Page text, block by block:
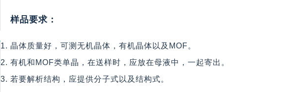
样品要求：
1. 晶体质量好，可测无机晶体，有机晶体以及MOF。
2. 有机和MOF类单晶，在送样时，应放在母液中，一起寄出。
3. 若要解析结构，应提供分子式以及结构式。